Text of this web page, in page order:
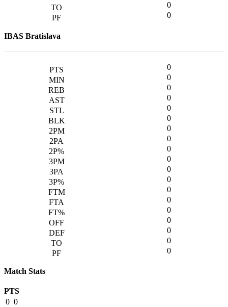
0
0
IBAS Bratislava
0
0
0
0
0
0
0
0
0
0
0
0
0
0
0
0
0
0
0
Match Stats
PTS
0 0